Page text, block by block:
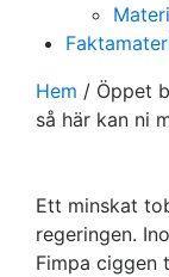
Hem / Öppet
så här kan ni
Ett minskat
regeringen.
Fimpa ciggen